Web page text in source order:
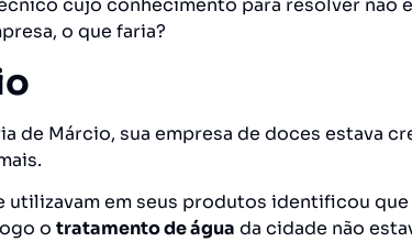
cujo conhecimento para resolver não
o que faria?
de Márcio, sua empresa de doces estava
utilizavam em seus produtos identificou que
o tratamento de água da cidade não